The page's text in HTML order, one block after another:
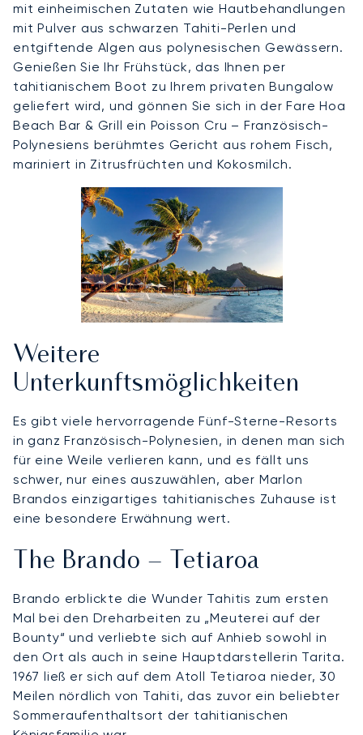
mit einheimischen Zutaten wie Hautbehandlungen
mit Pulver aus schwarzen Tahiti-Perlen und
entgiftende Algen aus polynesischen Gewässern.
Genießen Sie Ihr Frühstück, das Ihnen per
tahitianischem Boot zu Ihrem privaten Bungalow
geliefert wird, und gönnen Sie sich in der Fare Hoa
Beach Bar & Grill ein Poisson Cru – Französisch-
Polynesiens berühmtes Gericht aus rohem Fisch,
mariniert in Zitrusfrüchten und Kokosmilch.
Weitere
Unterkunftsmöglichkeiten
Es gibt viele hervorragende Fünf-Sterne-Resorts
in ganz Französisch-Polynesien, in denen man sich
für eine Weile verlieren kann, und es fällt uns
schwer, nur eines auszuwählen, aber Marlon
Brandos einzigartiges tahitianisches Zuhause ist
eine besondere Erwähnung wert.
The Brando – Tetiaroa
Brando erblickte die Wunder Tahitis zum ersten
Mal bei den Dreharbeiten zu „Meuterei auf der
Bounty“ und verliebte sich auf Anhieb sowohl in
den Ort als auch in seine Hauptdarstellerin Tarita.
1967 ließ er sich auf dem Atoll Tetiaroa nieder, 30
Meilen nördlich von Tahiti, das zuvor ein beliebter
Sommeraufenthaltsort der tahitianischen